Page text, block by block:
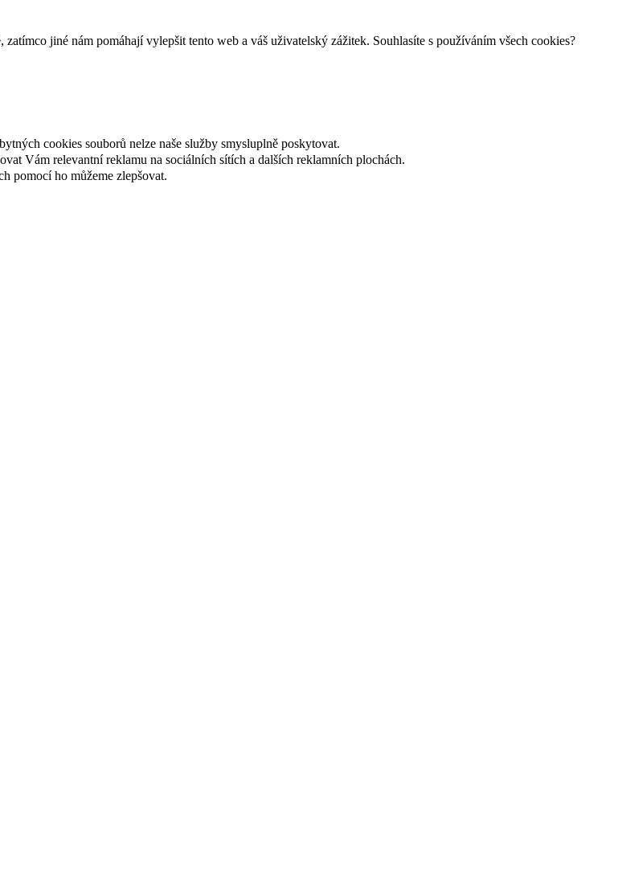
jiné nám pomáhají vylepšit tento web a váš uživatelský zážitek. Souhlasíte s používáním všech cookies?
cookies souborů nelze naše služby smysluplně poskytovat.
Vám relevantní reklamu na sociálních sítích a dalších reklamních plochách.
pomocí ho můžeme zlepšovat.